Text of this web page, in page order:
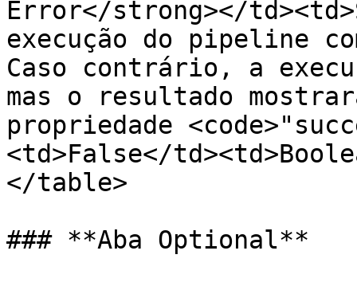
Error</strong></
execução do pipeline
Caso contrário, a
mas o resultado
propriedade
<td>False</
</table>
### **Aba Optional**